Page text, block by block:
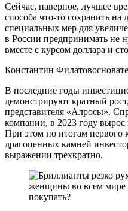
Сейчас, наверное, лучшее
способа что-то сохранить
специальных мер для
в России предпринимать не
вместе с курсом доллара и
Константин
В последние годы
демонстрируют кратный
представителя «Алросы».
компании, в 2023 году вырос
При этом по итогам первого
драгоценных камней
выражении трехкратно.